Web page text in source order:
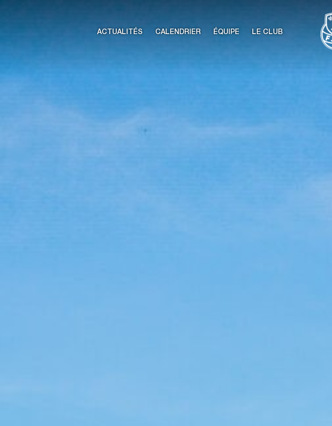
ACTUALITÉS CALENDRIER ÉQUIPE LE CLUB